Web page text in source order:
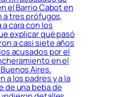
el Barrio Cabot en
a tres prófugos,
a cara con los
explicar qué pasó
a casi siete años
acusados por el
en el
Aires.
a los padres y a la
de una beba de